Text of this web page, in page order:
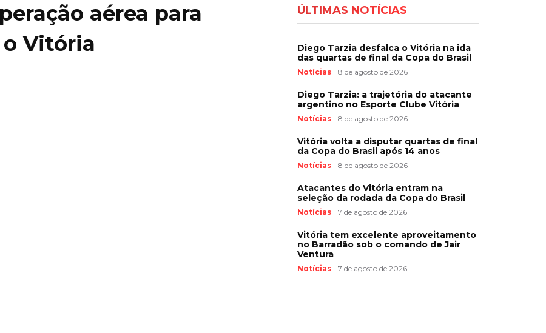
aérea para
Vitória
ÚLTIMAS NOTÍCIAS
Diego Tarzia desfalca o Vitória na ida
das quartas de final da Copa do Brasil
Notícias 8 de agosto de 2026
Diego Tarzia: a trajetória do atacante
argentino no Esporte Clube Vitória
Notícias 8 de agosto de 2026
Vitória volta a disputar quartas de final
da Copa do Brasil após 14 anos
Notícias 8 de agosto de 2026
Atacantes do Vitória entram na
seleção da rodada da Copa do Brasil
Notícias 7 de agosto de 2026
Vitória tem excelente aproveitamento
no Barradão sob o comando de Jair
Ventura
Notícias 7 de agosto de 2026